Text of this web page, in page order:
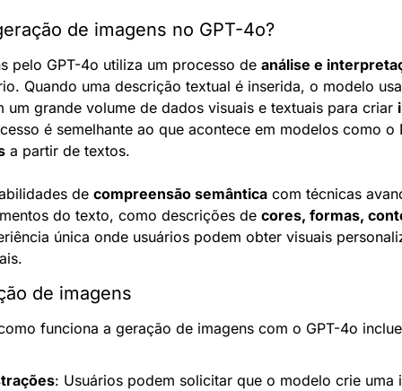
de imagens no GPT-4o?
pelo GPT-4o utiliza um processo de análise e
Quando uma descrição textual é inserida, o modelo
um grande volume de dados visuais e textuais para criar
é semelhante ao que acontece em modelos como o
a partir de textos.
de compreensão semântica com técnicas
do texto, como descrições de cores, formas,
única onde usuários podem obter visuais
de imagens
funciona a geração de imagens com o GPT-4o
: Usuários podem solicitar que o modelo crie uma